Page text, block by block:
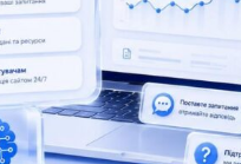
resources Reviews